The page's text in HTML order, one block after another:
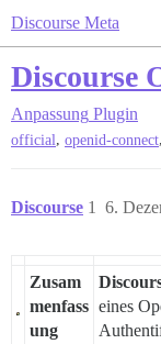
Discourse Meta
Discourse
Anpassung Plugin
official, openid-connect,
Discourse 6.
1
Zusam
menfass
ung
eines